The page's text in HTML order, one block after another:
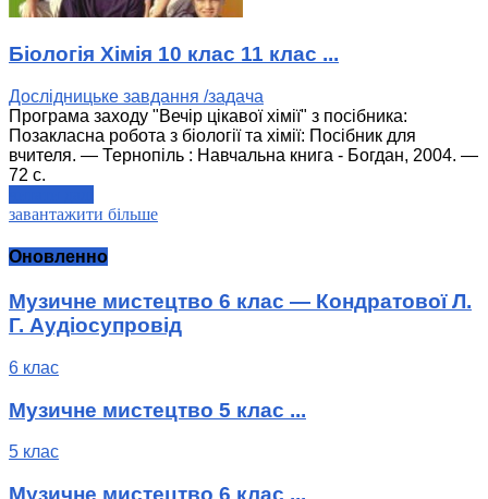
Біологія Хімія 10 клас 11 клас ...
Дослідницьке завдання /задача
Програма заходу "Вечір цікавої хімії" з посібника:
Позакласна робота з біології та хімії: Посібник для
вчителя. — Тернопіль : Навчальна книга - Богдан, 2004. —
72 с.
завантажити більше
Оновленно
Музичне мистецтво 6 клас — Кондратової Л.
Г. Аудіосупровід
6 клас
Музичне мистецтво 5 клас ...
5 клас
Музичне мистецтво 6 клас ...